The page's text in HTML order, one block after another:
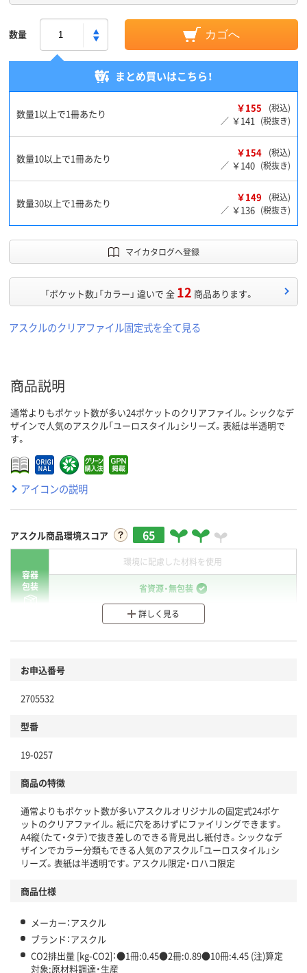
数量 カゴへ
まとめ買いはこちら！
数量1以上で1冊あたり ￥155
(税込)
／ ￥141 (税抜き)
数量10以上で1冊あたり ￥154
(税込)
／ ￥140 (税抜き)
数量30以上で1冊あたり ￥149
(税込)
／ ￥136 (税抜き)
マイカタログへ登録
「ポケット数」「カラー」 違いで 全 12 商品あります。
アスクルのクリアファイル固定式を全て見る
商品説明
通常よりもポケット数が多い24ポケットのクリアファイル。シックなデ
ザインで人気のアスクル「ユーロスタイル」シリーズ。表紙は半透明で
す。
アイコンの説明
アスクル商品環境スコア 65
容器
包装
環境に配慮した材料を使用
省資源・無包装
分別・リサイクルしやすい設計
本体
仕組
この商品の環境配慮ポイントです。下記商品詳細「
アスクル商品環境スコア詳細／加点項目
」で確認できます。
詳しく見る
お申込番号
2705532
型番
19-0257
商品の特徴
通常よりもポケット数が多いアスクルオリジナルの固定式24ポケ
ットのクリアファイル。紙に穴をあけずにファイリングできます。
A4縦（たて・タテ）で抜き差しのできる背見出し紙付き。シックなデ
ザインでカラー分類もできる人気のアスクル「ユーロスタイル」シ
リーズ。表紙は半透明です。アスクル限定・ロハコ限定
商品仕様
メーカー：アスクル
ブランド：アスクル
CO2排出量 [kg-CO2]：●1冊:0.45●2冊:0.89●10冊:4.45 (注)算定
対象:原材料調達・生産